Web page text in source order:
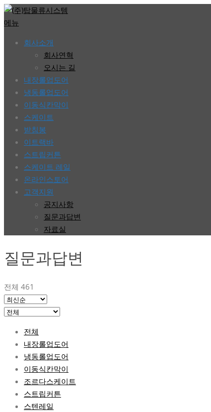
콘
텐
메뉴
회사소개
회사연혁
오시는 길
내장롤업도어
냉동롤업도어
이동식칸막이
스케이트
받침봉
이트랙바
스트립커튼
스케이트 레일
온라인스토어
고객지원
공지사항
질문과답변
자료실
질문과답변
전체 461
전체
내장롤업도어
냉동롤업도어
이동식칸막이
조르다스케이트
스트립커튼
스텐레일